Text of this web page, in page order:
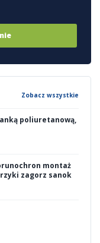
Zobacz wszystkie
poliuretanową,
montaż
zagorz sanok